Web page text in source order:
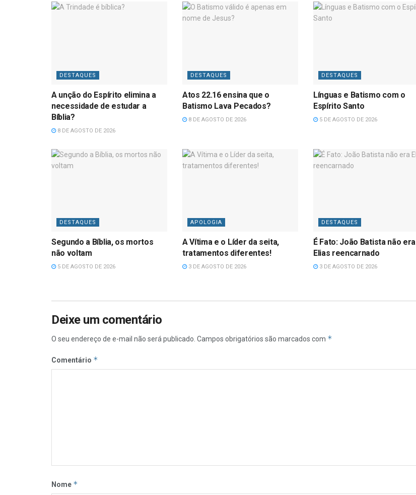
DESTAQUES
A unção do Espírito elimina a
necessidade de estudar a
Bíblia?
8 DE AGOSTO DE 2026
DESTAQUES
Atos 22.16 ensina que o
Batismo Lava Pecados?
8 DE AGOSTO DE 2026
DESTAQUES
Línguas e Batismo com o
Espírito Santo
5 DE AGOSTO DE 2026
DESTAQUES
Segundo a Bíblia, os mortos
não voltam
5 DE AGOSTO DE 2026
APOLOGIA
A Vítima e o Líder da seita,
tratamentos diferentes!
3 DE AGOSTO DE 2026
DESTAQUES
É Fato: João Batista não era
Elias reencarnado
3 DE AGOSTO DE 2026
Deixe um comentário
O seu endereço de e-mail não será publicado. Campos obrigatórios são marcados com *
Comentário *
Nome *